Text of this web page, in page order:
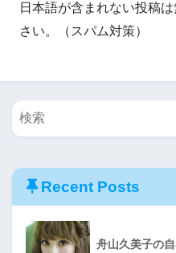
日本語が含まれない投稿
さい。（スパム対策）
Recent Posts
舟山久美子の